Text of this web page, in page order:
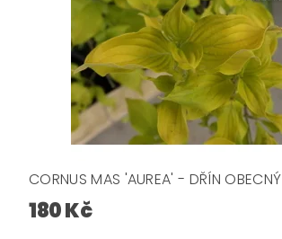
CORNUS MAS 'AUREA' - DŘÍN OBECNÝ
180 Kč